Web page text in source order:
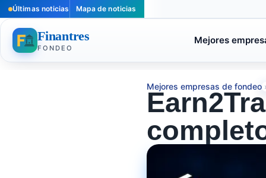
Últimas noticias Mapa de noticias
Finantres
FONDEO
Mejores
Mejores empresas de fondeo